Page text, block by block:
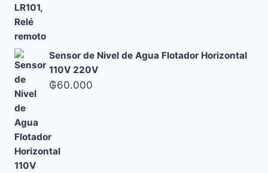
Sensor de Nivel de Agua Flotador Horizontal
110V 220V
₲60.000